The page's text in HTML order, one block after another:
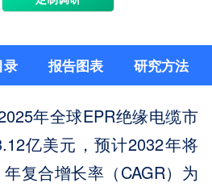
录 报告图表 研究方法
年全球EPR绝缘电缆市
亿美元，预计2032年将
复合增长率（CAGR）为